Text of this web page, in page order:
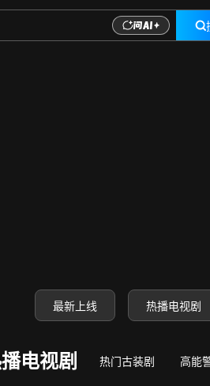
最新上线 热播电视剧
电视剧 热门古装剧 高能